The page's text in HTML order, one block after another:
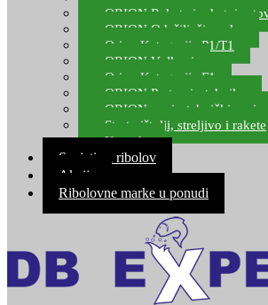
ORION Rakete i raketni
ORION Odašiljači zvuka
Orion Kategorija P1/T1
ORION Vulkani
Orion Kategorija F1
ORION Party pirotehnika
ORION nepirotehnički
Start pištolji, streljivo i rakete
Kontakt
Savjeti za ribolov
Akcija
Ribolovne marke u ponudi